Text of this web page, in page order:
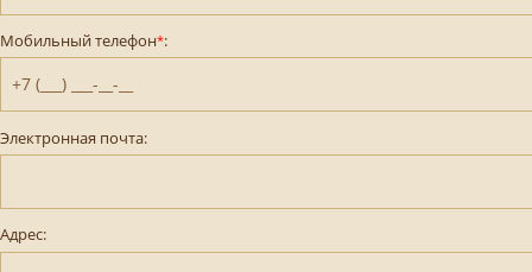
Мобильный телефон*:
+7 (___) ___-__-__
Электронная почта:
Адрес: